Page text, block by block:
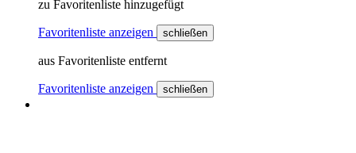
zu Favoritenliste hinzugefügt
Favoritenliste anzeigen schließen
aus Favoritenliste entfernt
Favoritenliste anzeigen schließen